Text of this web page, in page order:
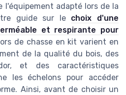
l'équipement adapté lors de la
guide sur le choix d'une
et respirante pour
de chasse en kit varient en
de la qualité du bois, des
et des caractéristiques
les échelons pour accéder
Ainsi, avant de choisir un